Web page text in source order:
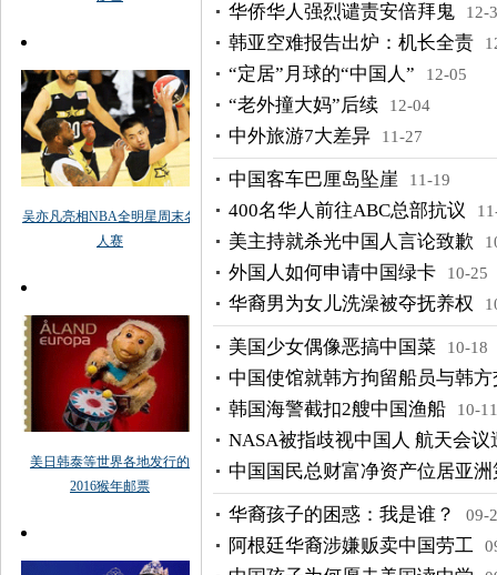
华侨华人强烈谴责安倍拜鬼 12-
韩亚空难报告出炉：机长全责
“定居”月球的“中国人” 12-05
“老外撞大妈”后续 12-04
中外旅游7大差异 11-27
中国客车巴厘岛坠崖 11-19
400名华人前往ABC总部抗议
美主持就杀光中国人言论致歉
外国人如何申请中国绿卡 10-25
华裔男为女儿洗澡被夺抚养权
美国少女偶像恶搞中国菜 10-18
中国使馆就韩方拘留船员与韩方
韩国海警截扣2艘中国渔船
10-11
NASA被指歧视中国人 航天会议
中国国民总财富净资产位居亚洲
华裔孩子的困惑：我是谁？ 09-
阿根廷华裔涉嫌贩卖中国劳工